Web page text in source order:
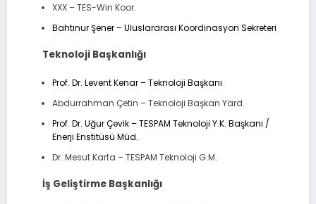
XXX – TES-Win Koor.
Bahtınur Şener – Uluslararası Koordinasyon Sekreteri
Teknoloji Başkanlığı
Prof. Dr. Levent Kenar – Teknoloji Başkanı
Abdurrahman Çetin – Teknoloji Başkan Yard.
Prof. Dr. Uğur Çevik – TESPAM Teknoloji Y.K. Başkanı /
Enerji Enstitüsü Müd.
Dr. Mesut Karta – TESPAM Teknoloji G.M.
İş Geliştirme Başkanlığı